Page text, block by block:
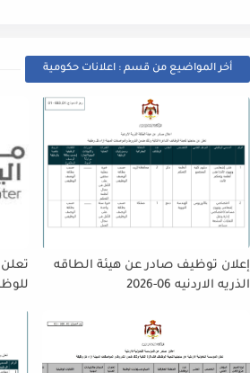
أخر المواضيع من قسم : اعلانات حكومية
إعلان توظيف صادر عن هيئة الطاقه
الذريه الاردنيه 06-2026
حتى
على